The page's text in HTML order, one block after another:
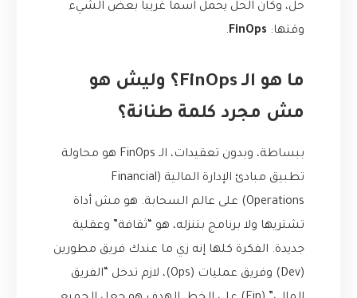
حل، وكان الحل يحمل اسماً غريباً بعض الشيء
وقتها: FinOps
.
ما هو الـ FinOps؟ وليش هو
مش مجرد كلمة طنانة؟
ببساطة، وبدون تعقيدات، الـ FinOps هو محاولة
تطبيق مبادئ الإدارة المالية (Financial
Operations) على عالم السحابة. هو مش أداة
تشتريها ولا برنامج بتنزله، هو “ثقافة” وعقلية
جديدة. الفكرة كلها إنه زي ما عندك فريق مطورين
(Dev) وفريق عمليات (Ops)، لازم تدخل “الفريق